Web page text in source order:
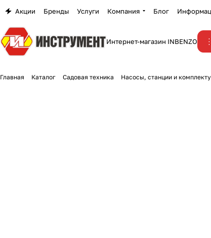
Акции Бренды Услуги Компания Блог
Интернет-магазин INBENZO
Главная Каталог Садовая техника Насосы, станции и